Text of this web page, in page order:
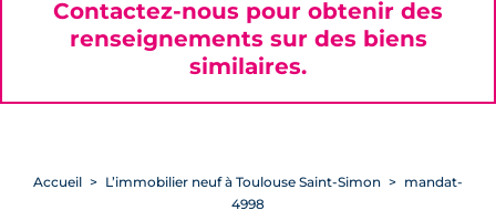
Accueil L’immobilier neuf à Toulouse Saint-Simon
mandat-
4998
Contactez-nous pour obtenir des
renseignements sur des biens
similaires.